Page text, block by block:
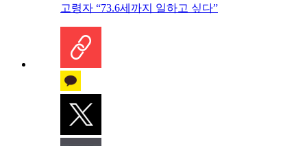
고령자 “73.6세까지 일하고 싶다”